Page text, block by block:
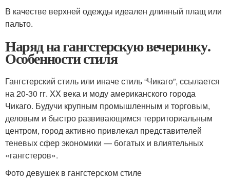
В качестве верхней одежды идеален длинный плащ или
пальто.
Наряд на гангстерскую вечеринку.
Особенности стиля
Гангстерский стиль или иначе стиль “Чикаго”, ссылается
на 20-30 гг. XX века и моду американского города
Чикаго. Будучи крупным промышленным и торговым,
деловым и быстро развивающимся территориальным
центром, город активно привлекал представителей
теневых сфер экономики — богатых и влиятельных
«гангстеров».
Фото девушек в гангстерском стиле